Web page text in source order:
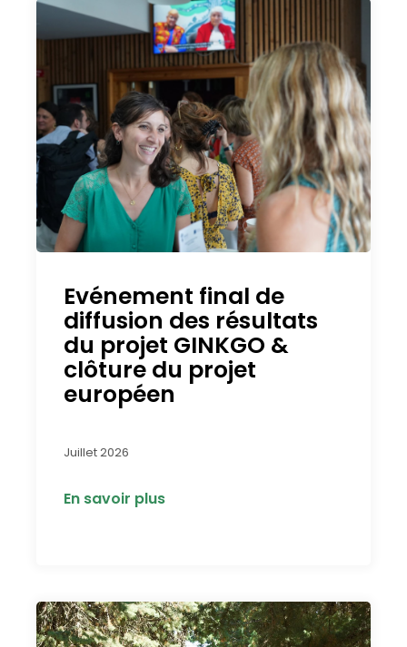
Evénement final de
diffusion des résultats
du projet GINKGO &
clôture du projet
européen
Juillet 2026
En savoir plus